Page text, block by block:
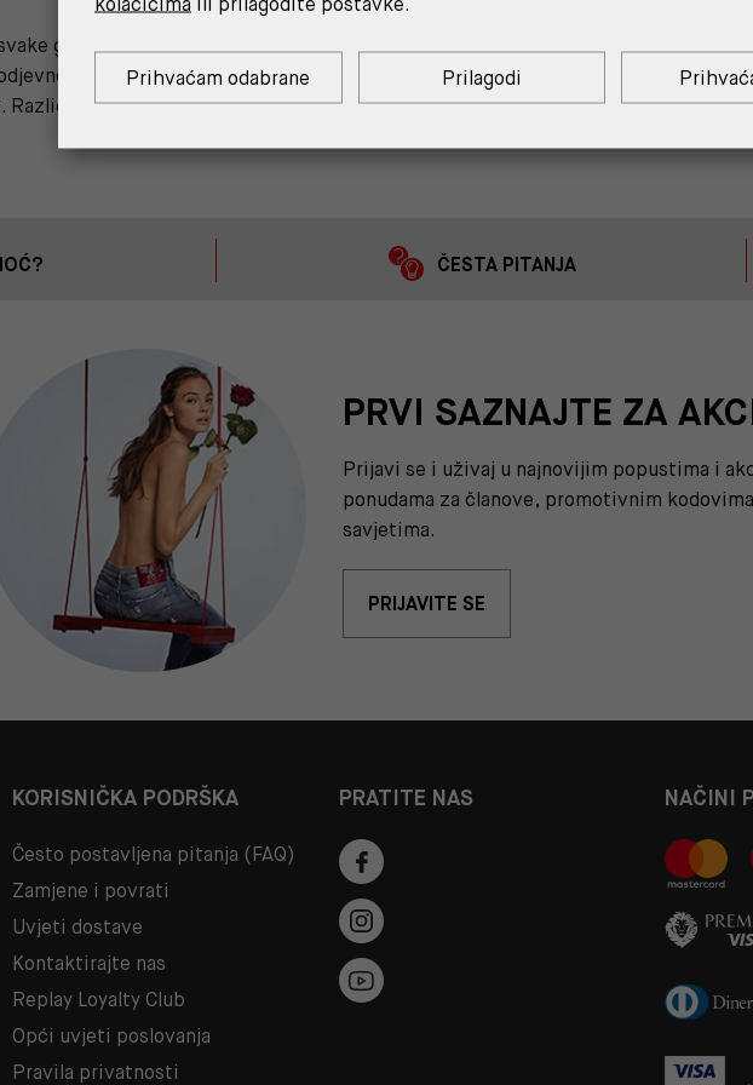
godine i u svim vremenskim razdobljima. Niste sigurni koji model vam
kombinacije. Ponuda ženskih jakni obuhvaća od prsluka, parka, kožnih
Različite boje, duljine, materijali su na raspolaganju i zato je ova nova kolekcija
ČESTA PITANJA
PRVI SAZNAJTE ZA
Prijavi se i uživaj u najnovijim popustima i
ponudama za članove, promotivnim
savjetima.
PRIJAVITE SE
KORISNIČKA PODRŠKA
Često postavljena pitanja (FAQ)
Zamjene i povrati
Uvjeti dostave
Kontaktirajte nas
Replay Loyalty Club
Opći uvjeti poslovanja
Pravila privatnosti
PRATITE NAS NAČINI
Prihvaćam odabrane Prilagodi